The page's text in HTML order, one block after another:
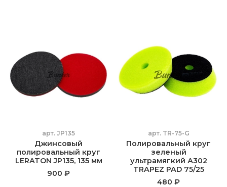
арт. JP135
Джинсовый
полировальный круг
LERATON JP135, 135 мм
900 ₽
арт. TR-75-G
Полировальный круг
зеленый
ультрамягкий А302
TRAPEZ PAD 75/25
480 ₽